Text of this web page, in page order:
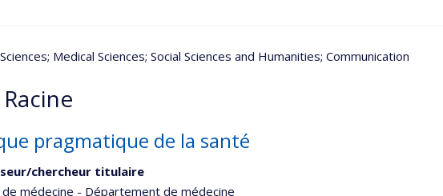
; Medical Sciences; Social Sciences and Humanities; Communication
pragmatique de la santé
chercheur titulaire
de médecine - Département de médecine